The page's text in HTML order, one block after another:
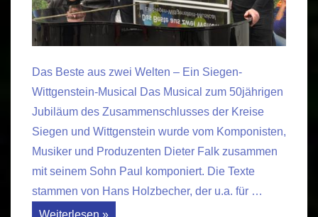
Das Beste aus zwei Welten – Ein Siegen-
Wittgenstein-Musical Das Musical zum 50jährigen
Jubiläum des Zusammenschlusses der Kreise
Siegen und Wittgenstein wurde vom Komponisten,
Musiker und Produzenten Dieter Falk zusammen
mit seinem Sohn Paul komponiert. Die Texte
stammen von Hans Holzbecher, der u.a. für …
Das
Weiterlesen »